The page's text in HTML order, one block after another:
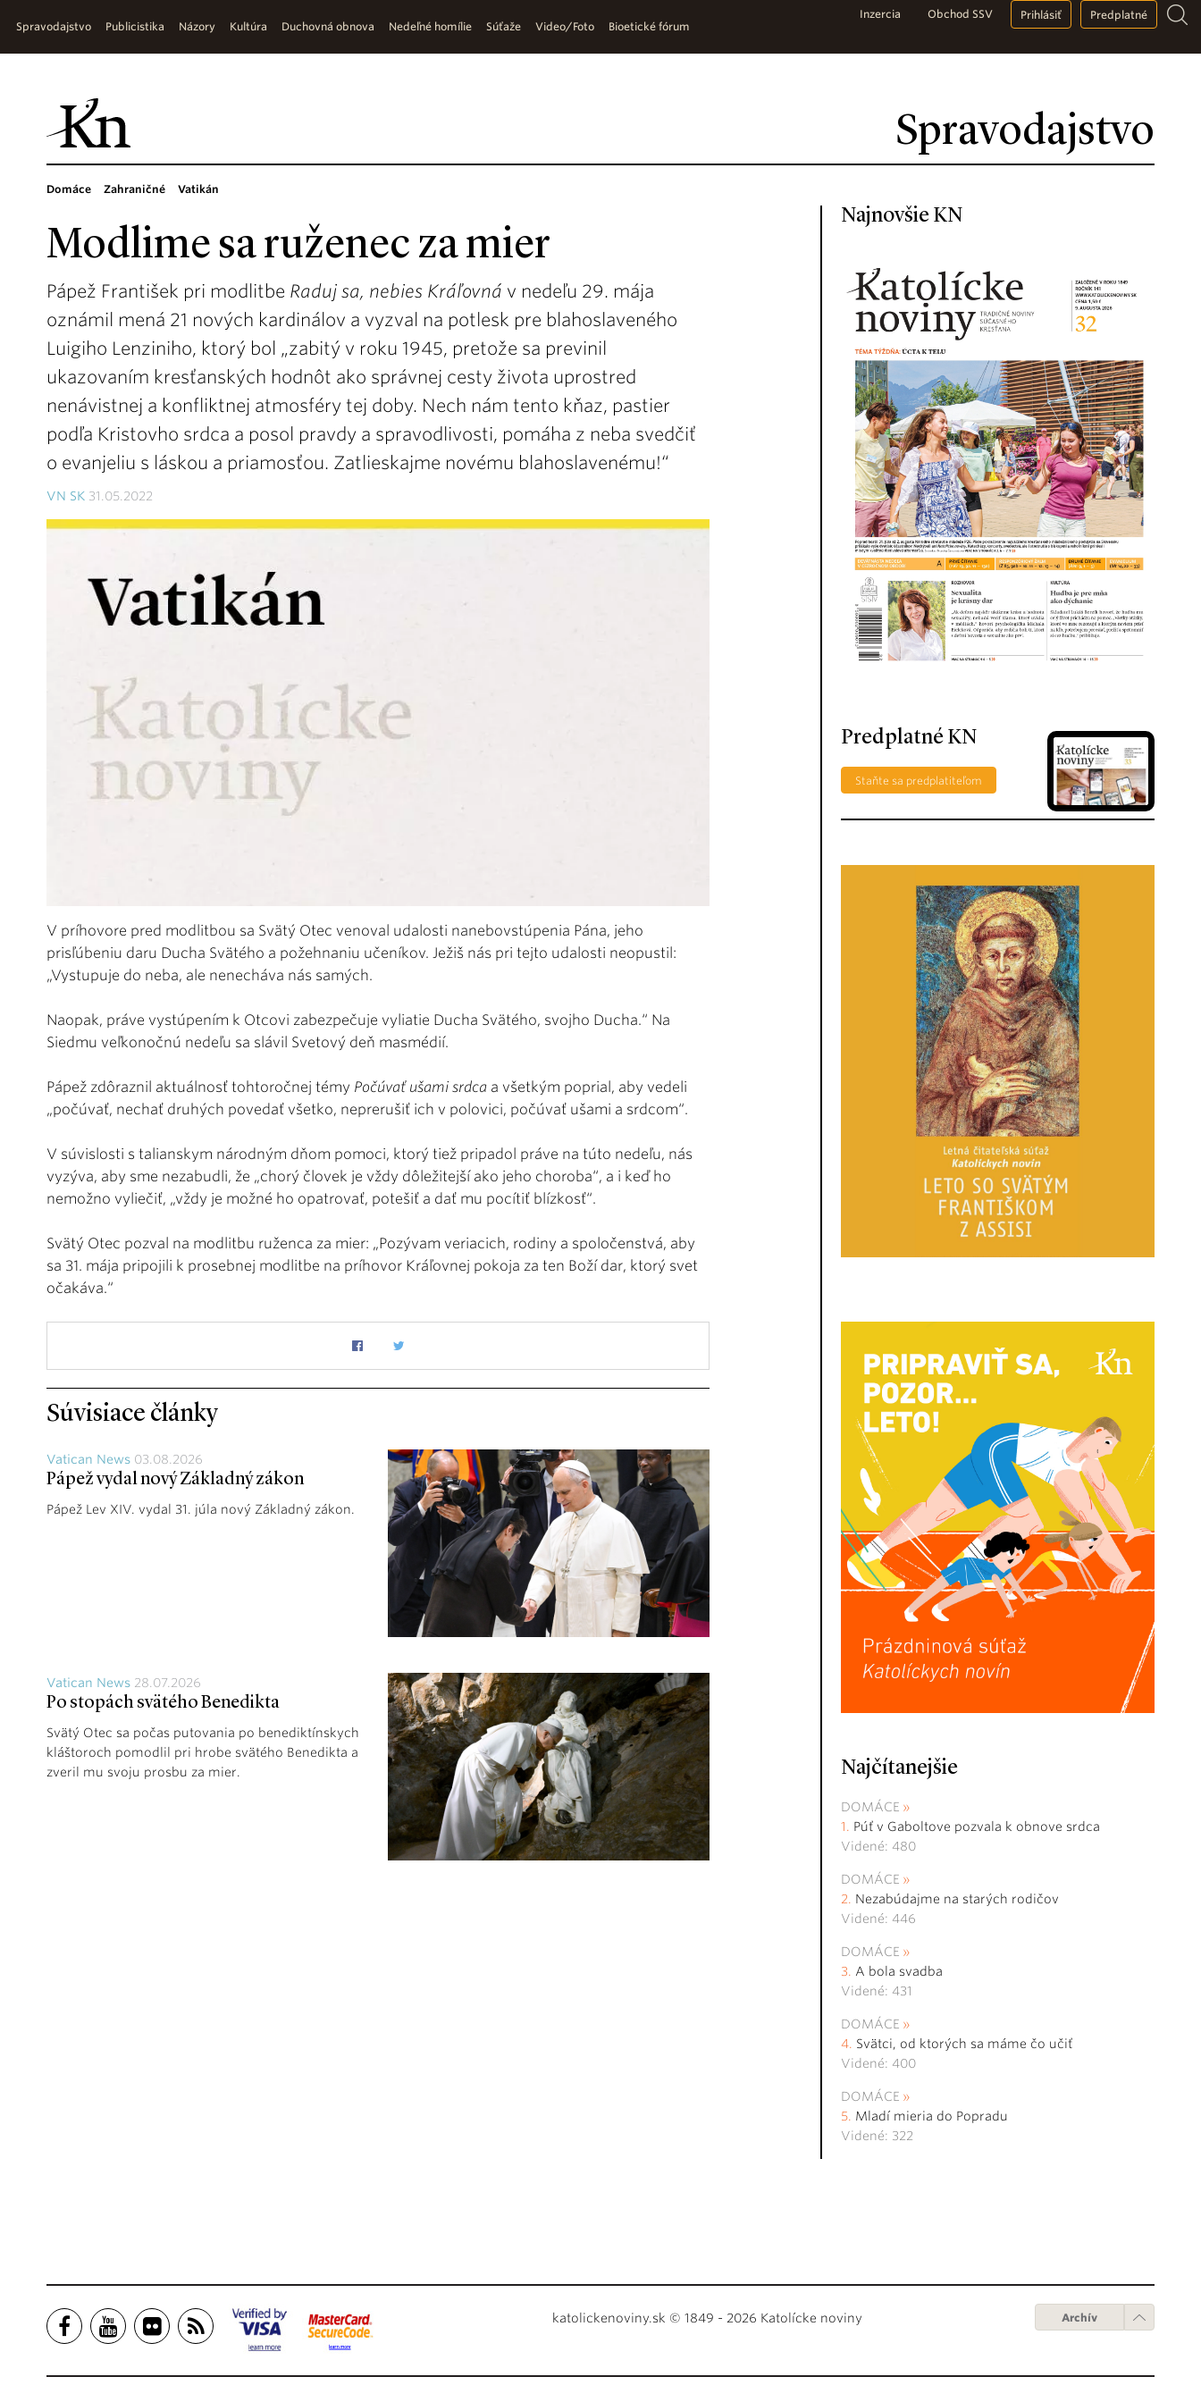
Spravodajstvo
Spravodajstvo Publicistika Názory Kultúra Duchovná obnova Nedeľné homílie Súťaže Video/Foto Bioetické fórum
Inzercia Obchod SSV Prihlásiť Predplatné
Domáce Zahraničné Vatikán
Modlime sa ruženec za mier
Pápež František pri modlitbe Raduj sa, nebies Kráľovná v nedeľu 29. mája
oznámil mená 21 nových kardinálov a vyzval na potlesk pre blahoslaveného
Luigiho Lenziniho, ktorý bol „zabitý v roku 1945, pretože sa previnil
ukazovaním kresťanských hodnôt ako správnej cesty života uprostred
nenávistnej a konfliktnej atmosféry tej doby. Nech nám tento kňaz, pastier
podľa Kristovho srdca a posol pravdy a spravodlivosti, pomáha z neba svedčiť
o evanjeliu s láskou a priamosťou. Zatlieskajme novému blahoslavenému!“
VN SK 31.05.2022
V príhovore pred modlitbou sa Svätý Otec venoval udalosti nanebovstúpenia Pána, jeho
prisľúbeniu daru Ducha Svätého a požehnaniu učeníkov. Ježiš nás pri tejto udalosti neopustil:
„Vystupuje do neba, ale nenecháva nás samých.
Naopak, práve vystúpením k Otcovi zabezpečuje vyliatie Ducha Svätého, svojho Ducha.“ Na
Siedmu veľkonočnú nedeľu sa slávil Svetový deň masmédií.
Pápež zdôraznil aktuálnosť tohtoročnej témy Počúvať ušami srdca a všetkým poprial, aby vedeli
„počúvať, nechať druhých povedať všetko, neprerušiť ich v polovici, počúvať ušami a srdcom“.
V súvislosti s talianskym národným dňom pomoci, ktorý tiež pripadol práve na túto nedeľu, nás
vyzýva, aby sme nezabudli, že „chorý človek je vždy dôležitejší ako jeho choroba“, a i keď ho
nemožno vyliečiť, „vždy je možné ho opatrovať, potešiť a dať mu pocítiť blízkosť“.
Svätý Otec pozval na modlitbu ruženca za mier: „Pozývam veriacich, rodiny a spoločenstvá, aby
sa 31. mája pripojili k prosebnej modlitbe na príhovor Kráľovnej pokoja za ten Boží dar, ktorý svet
očakáva.“
Súvisiace články
Vatican News 03.08.2026
Pápež vydal nový Základný zákon
Pápež Lev XIV. vydal 31. júla nový Základný zákon.
Vatican News 28.07.2026
Po stopách svätého Benedikta
Svätý Otec sa počas putovania po benediktínskych
kláštoroch pomodlil pri hrobe svätého Benedikta a
zveril mu svoju prosbu za mier.
Najnovšie KN
Predplatné KN
Staňte sa predplatiteľom
Najčítanejšie
DOMÁCE
Púť v Gaboltove pozvala k obnove srdca
Videné: 480
DOMÁCE
Nezabúdajme na starých rodičov
Videné: 446
DOMÁCE
A bola svadba
Videné: 431
DOMÁCE
Svätci, od ktorých sa máme čo učiť
Videné: 400
DOMÁCE
Mladí mieria do Popradu
Videné: 322
katolickenoviny.sk © 1849 - 2026 Katolícke noviny Archív